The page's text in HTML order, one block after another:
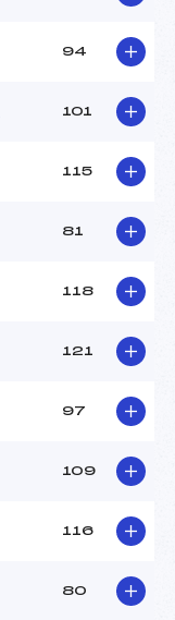
94
101
115
81
118
121
97
109
116
80